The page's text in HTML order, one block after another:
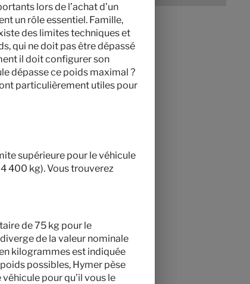
lors de l’achat d’un
un rôle essentiel. Famille,
des limites techniques et
qui ne doit pas être dépassé
il doit configurer son
dépasse ce poids maximal ?
particulièrement utiles pour
supérieure pour le véhicule
400 kg). Vous trouverez
de 75 kg pour le
de la valeur nominale
kilogrammes est indiquée
possibles, Hymer pèse
pour qu’il vous le